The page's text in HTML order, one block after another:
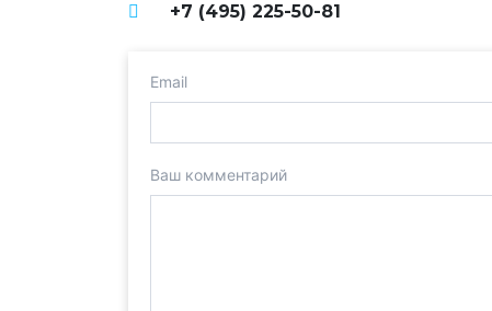
+7 (495) 225-50-81
Email
Ваш комментарий